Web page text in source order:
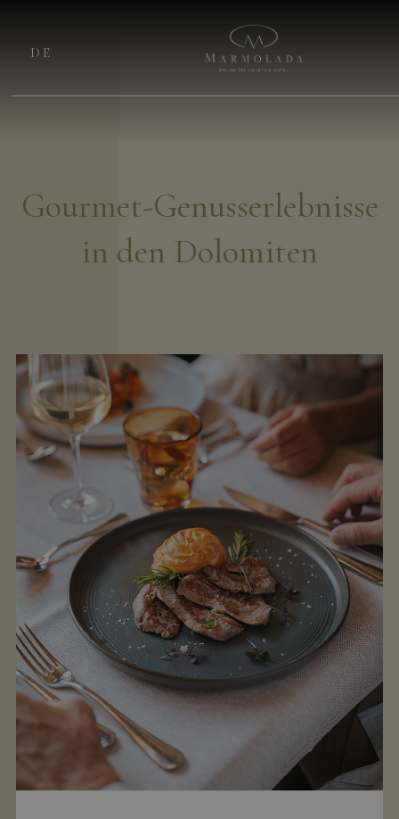
DE
Gourmet-Genusserlebnisse
in den Dolomiten